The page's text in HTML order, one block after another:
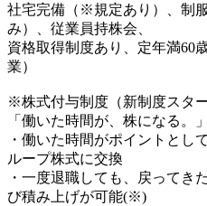
社宅完備（※規定あり）、制
み）、従業員持株会、
資格取得制度あり、定年満60
業）
※株式付与制度（新制度スター
「働いた時間が、株になる。」
・働いた時間がポイントとし
ループ株式に交換
・一度退職しても、戻ってき
び積み上げが可能(※)